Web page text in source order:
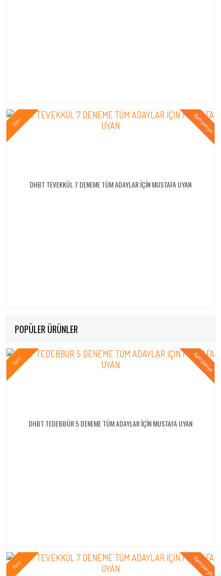
DHBT TEVEKKÜL 7 DENEME TÜM ADAYLAR İÇİN MUSTAFA UYAN
POPÜLER ÜRÜNLER
DHBT TEDEBBÜR 5 DENEME TÜM ADAYLAR İÇİN MUSTAFA UYAN